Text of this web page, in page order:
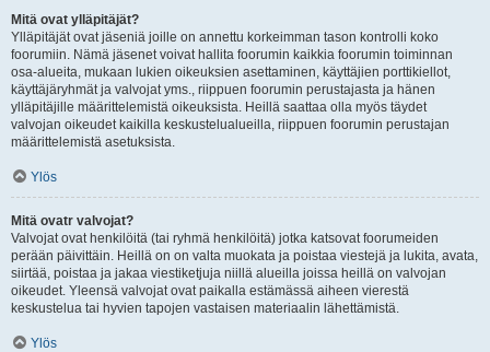
Mitä ovat ylläpitäjät?
Ylläpitäjät ovat jäseniä joille on annettu korkeimman tason kontrolli koko
foorumiin. Nämä jäsenet voivat hallita foorumin kaikkia foorumin toiminnan
osa-alueita, mukaan lukien oikeuksien asettaminen, käyttäjien porttikiellot,
käyttäjäryhmät ja valvojat yms., riippuen foorumin perustajasta ja hänen
ylläpitäjille määrittelemistä oikeuksista. Heillä saattaa olla myös täydet
valvojan oikeudet kaikilla keskustelualueilla, riippuen foorumin perustajan
määrittelemistä asetuksista.
Ylös
Mitä ovatr valvojat?
Valvojat ovat henkilöitä (tai ryhmä henkilöitä) jotka katsovat foorumeiden
perään päivittäin. Heillä on on valta muokata ja poistaa viestejä ja lukita, avata,
siirtää, poistaa ja jakaa viestiketjuja niillä alueilla joissa heillä on valvojan
oikeudet. Yleensä valvojat ovat paikalla estämässä aiheen vierestä
keskustelua tai hyvien tapojen vastaisen materiaalin lähettämistä.
Ylös